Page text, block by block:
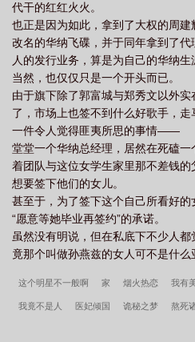
代干的红红火火。
也正是因为如此，拿到了大权的周
改名的华纳飞碟，并于同年拿到了
人的发行业务，算是为自己的华纳生
当然，也仅仅只是一个开头而已。
由于旗下除了郭富城与郑秀文以外
了，市场上也签不到什么好歌手，
一件令人觉得匪夷所思的事情——
堂堂一个华纳总经理，居然在死磕
着团队与这位女学生家里那不差钱
想要签下他们的女儿。
甚至于，为了签下这个自己所看好
“愿意等她毕业再签约”的承诺。
虽然没有明说，但在私底下不少人
竟那个叫做孙燕兹的女人可不是什么
这个明星不一般啊 家 烟火热恋 我有
我竟不是人 医妃倾国 诡秘之梦 熬死